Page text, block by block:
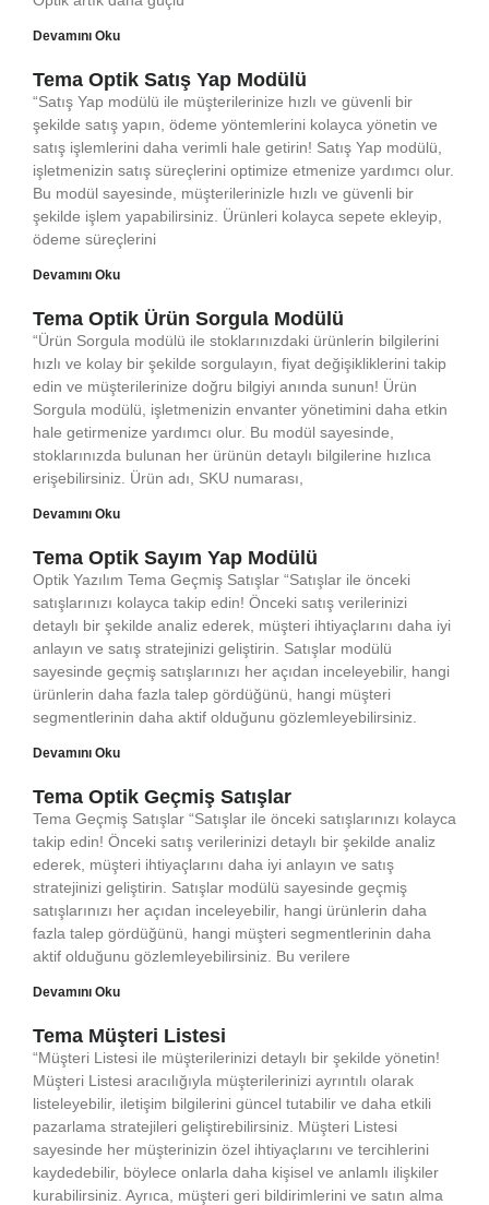
Devamını Oku
Tema Optik Satış Yap Modülü
“Satış Yap modülü ile müşterilerinize hızlı ve güvenli bir
şekilde satış yapın, ödeme yöntemlerini kolayca yönetin ve
satış işlemlerini daha verimli hale getirin! Satış Yap modülü,
işletmenizin satış süreçlerini optimize etmenize yardımcı olur.
Bu modül sayesinde, müşterilerinizle hızlı ve güvenli bir
şekilde işlem yapabilirsiniz. Ürünleri kolayca sepete ekleyip,
ödeme süreçlerini
Devamını Oku
Tema Optik Ürün Sorgula Modülü
“Ürün Sorgula modülü ile stoklarınızdaki ürünlerin bilgilerini
hızlı ve kolay bir şekilde sorgulayın, fiyat değişikliklerini takip
edin ve müşterilerinize doğru bilgiyi anında sunun! Ürün
Sorgula modülü, işletmenizin envanter yönetimini daha etkin
hale getirmenize yardımcı olur. Bu modül sayesinde,
stoklarınızda bulunan her ürünün detaylı bilgilerine hızlıca
erişebilirsiniz. Ürün adı, SKU numarası,
Devamını Oku
Tema Optik Sayım Yap Modülü
Optik Yazılım Tema Geçmiş Satışlar “Satışlar ile önceki
satışlarınızı kolayca takip edin! Önceki satış verilerinizi
detaylı bir şekilde analiz ederek, müşteri ihtiyaçlarını daha iyi
anlayın ve satış stratejinizi geliştirin. Satışlar modülü
sayesinde geçmiş satışlarınızı her açıdan inceleyebilir, hangi
ürünlerin daha fazla talep gördüğünü, hangi müşteri
segmentlerinin daha aktif olduğunu gözlemleyebilirsiniz.
Devamını Oku
Tema Optik Geçmiş Satışlar
Tema Geçmiş Satışlar “Satışlar ile önceki satışlarınızı kolayca
takip edin! Önceki satış verilerinizi detaylı bir şekilde analiz
ederek, müşteri ihtiyaçlarını daha iyi anlayın ve satış
stratejinizi geliştirin. Satışlar modülü sayesinde geçmiş
satışlarınızı her açıdan inceleyebilir, hangi ürünlerin daha
fazla talep gördüğünü, hangi müşteri segmentlerinin daha
aktif olduğunu gözlemleyebilirsiniz. Bu verilere
Devamını Oku
Tema Müşteri Listesi
“Müşteri Listesi ile müşterilerinizi detaylı bir şekilde yönetin!
Müşteri Listesi aracılığıyla müşterilerinizi ayrıntılı olarak
listeleyebilir, iletişim bilgilerini güncel tutabilir ve daha etkili
pazarlama stratejileri geliştirebilirsiniz. Müşteri Listesi
sayesinde her müşterinizin özel ihtiyaçlarını ve tercihlerini
kaydedebilir, böylece onlarla daha kişisel ve anlamlı ilişkiler
kurabilirsiniz. Ayrıca, müşteri geri bildirimlerini ve satın alma